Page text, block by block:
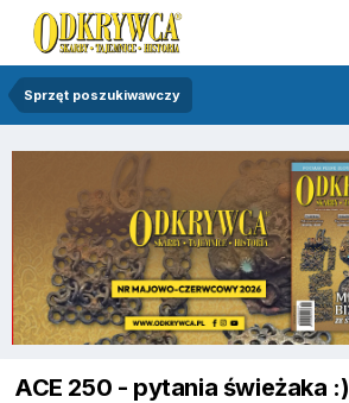
Sprzęt poszukiwawczy
ACE 250 - pytania świeżaka :)